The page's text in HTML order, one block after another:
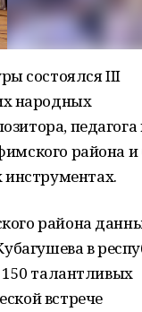
состоялся III
народных
педагога
района
района
в
150 талантливых
встрече